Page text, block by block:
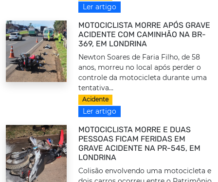
Ler artigo
MOTOCICLISTA MORRE APÓS GRAVE
ACIDENTE COM CAMINHÃO NA BR-
369, EM LONDRINA
Newton Soares de Faria Filho, de 58
anos, morreu no local após perder o
controle da motocicleta durante uma
tentativa...
Acidente
Ler artigo
MOTOCICLISTA MORRE E DUAS
PESSOAS FICAM FERIDAS EM
GRAVE ACIDENTE NA PR-545, EM
LONDRINA
Colisão envolvendo uma motocicleta e